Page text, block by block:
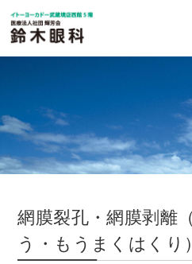
網膜裂孔・網膜剥離
う・もうまくはくり）